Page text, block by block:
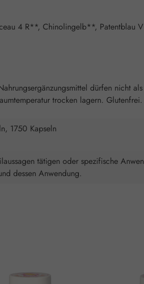
4 R**, Chinolingelb**, Patentblau V
dürfen nicht
trocken lagern.
1750 Kapseln
tätigen oder spezifische
dessen Anwendung.